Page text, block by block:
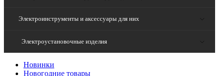
Электроинструменты и аксессуары для них
Электроустановочные изделия
Новинки
Новогодние товары